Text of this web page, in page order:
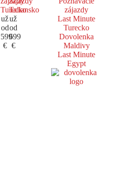
Turecko
už
od
599
€
Taliansko
už
od
699
€
zájazdy
Last Minute
Turecko
Dovolenka
Maldivy
Last Minute
Egypt